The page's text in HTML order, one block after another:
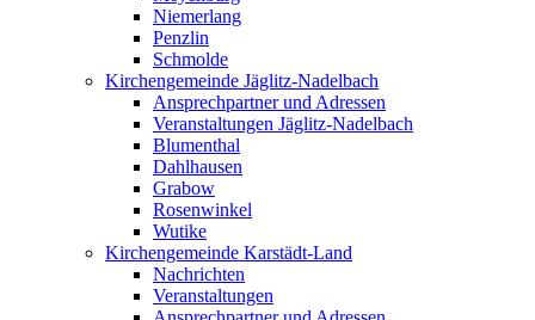
Niemerlang
Penzlin
Schmolde
Kirchengemeinde Jäglitz-Nadelbach
Ansprechpartner und Adressen
Veranstaltungen Jäglitz-Nadelbach
Blumenthal
Dahlhausen
Grabow
Rosenwinkel
Wutike
Kirchengemeinde Karstädt-Land
Nachrichten
Veranstaltungen